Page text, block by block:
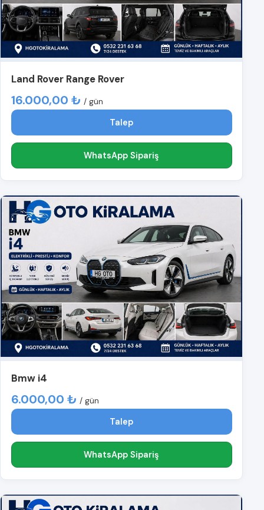
Land Rover Range Rover
16.000,00 ₺ / gün
Talep
WhatsApp Sipariş
Bmw i4
6.000,00 ₺ / gün
Talep
WhatsApp Sipariş